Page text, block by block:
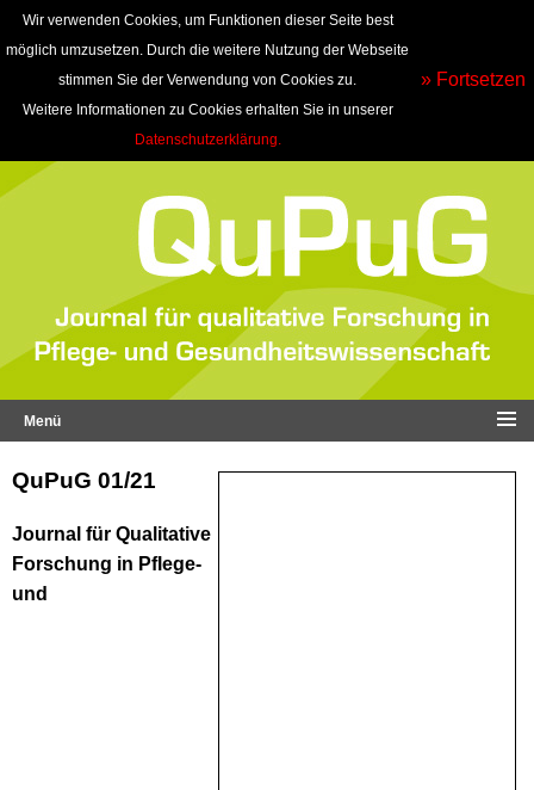
Wir verwenden Cookies, um Funktionen dieser Seite best
möglich umzusetzen. Durch die weitere Nutzung der Webseite
stimmen Sie der Verwendung von Cookies zu.
Weitere Informationen zu Cookies erhalten Sie in unserer
Datenschutzerklärung.
» Fortsetzen
Menü
QuPuG 01/21
Journal für Qualitative
Forschung in Pflege-
und